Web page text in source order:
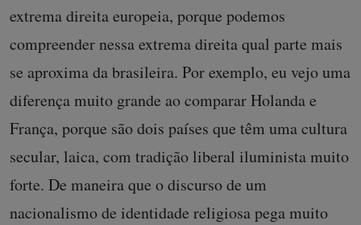
extrema direita europeia, porque podemos
compreender nessa extrema direita qual parte mais
se aproxima da brasileira. Por exemplo, eu vejo uma
diferença muito grande ao comparar Holanda e
França, porque são dois países que têm uma cultura
secular, laica, com tradição liberal iluminista muito
forte. De maneira que o discurso de um
nacionalismo de identidade religiosa pega muito